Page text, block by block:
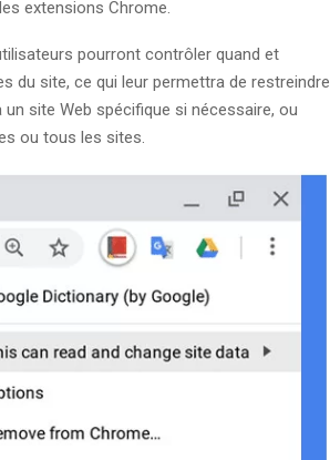
extensions Chrome.
pourront contrôler quand et
du site, ce qui leur permettra de restreindre
site Web spécifique si nécessaire, ou
ou tous les sites.